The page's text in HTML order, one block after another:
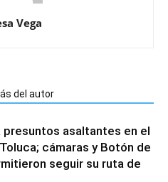
Vega
del autor
presuntos asaltantes en el
cámaras y Botón de
seguir su ruta de